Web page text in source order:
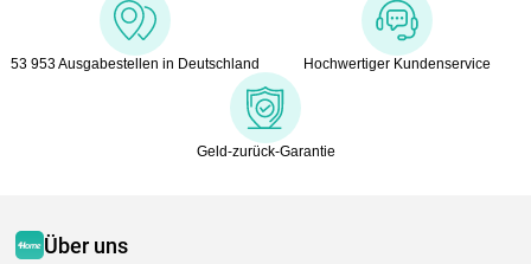
53 953 Ausgabestellen in Deutschland Hochwertiger Kundenservice
Geld-zurück-Garantie
Über uns